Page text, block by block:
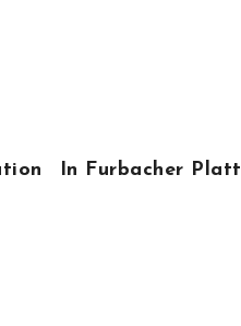
In Furbacher Platt